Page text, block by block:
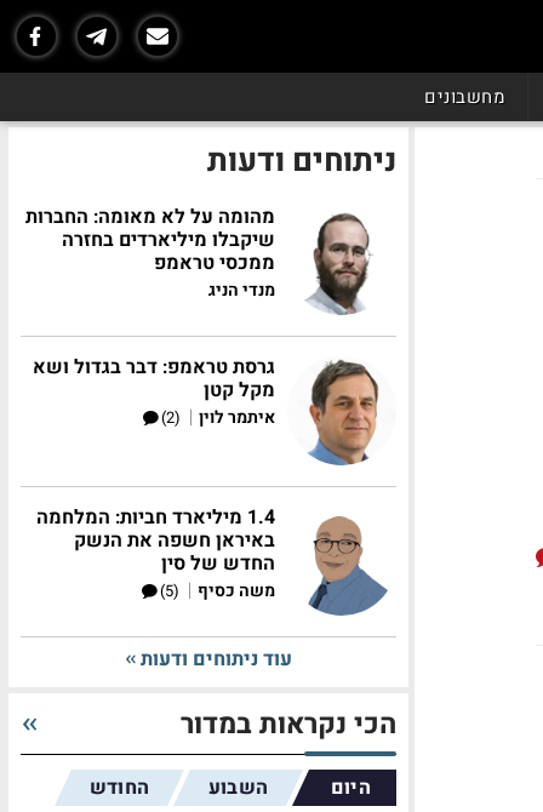
מחשבונים
ניתוחים ודעות
מהומה על לא מאומה: החברות
שיקבלו מיליארדים בחזרה
ממכסי טראמפ
מנדי הניג
גרסת טראמפ: דבר בגדול ושא
מקל קטן
איתמר לוין |
(2)
1.4 מיליארד חביות: המלחמה
באיראן חשפה את הנשק
החדש של סין
משה כסיף |
(5)
עוד ניתוחים ודעות
הכי נקראות במדור
היום השבוע החודש